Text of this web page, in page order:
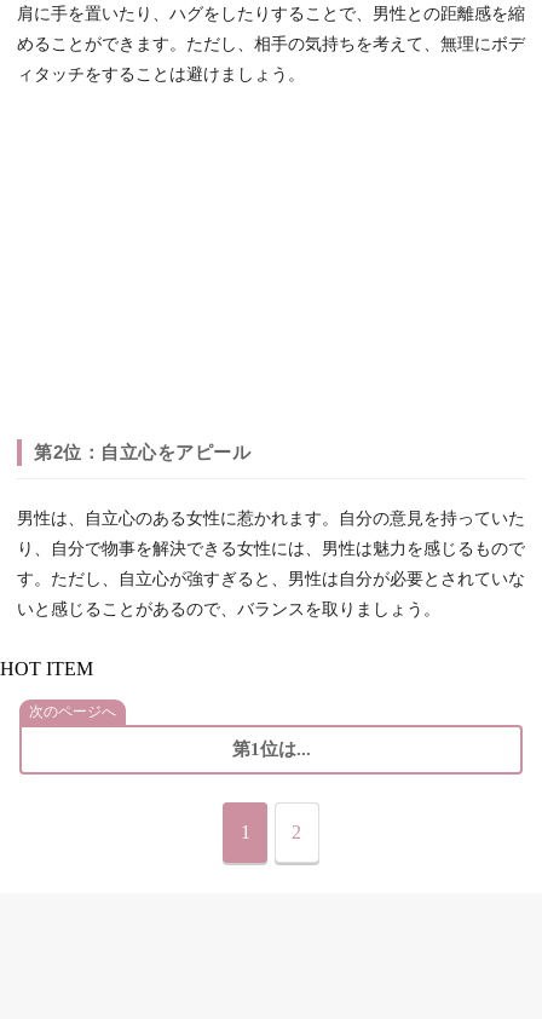
肩に手を置いたり、ハグをしたりすることで、男性との距離感を縮
めることができます。ただし、相手の気持ちを考えて、無理にボデ
ィタッチをすることは避けましょう。
第2位：自立心をアピール
男性は、自立心のある女性に惹かれます。自分の意見を持っていた
り、自分で物事を解決できる女性には、男性は魅力を感じるもので
す。ただし、自立心が強すぎると、男性は自分が必要とされていな
いと感じることがあるので、バランスを取りましょう。
HOT ITEM
次のページへ
第1位は...
1 2